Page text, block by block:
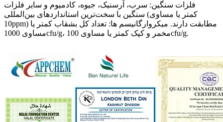
فلزات سنگین: سرب، آرسنیک، جیوه، کادمیوم و سایر فلزات
سنگین با سخت‌ترین استانداردهای بین‌المللی (کمتر یا مساوی
10ppm) مطابقت دارند. میکروارگانیسم ها: تعداد کل بشقاب کمتر یا
مساوی 1000cfu/g، مخمر و کپک کمتر یا مساوی 100cfu/g.